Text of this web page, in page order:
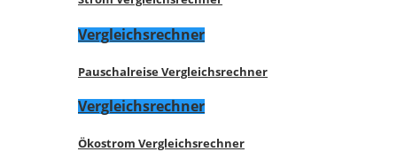
Vergleichsrechner
Pauschalreise Vergleichsrechner
Vergleichsrechner
Ökostrom Vergleichsrechner